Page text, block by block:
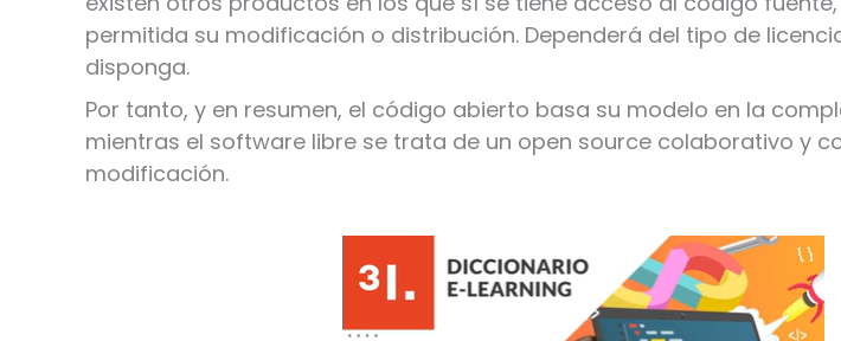
permitida su modificación o distribución. Dependerá del tipo de
disponga.
Por tanto, y en resumen, el código abierto basa su modelo en la
mientras el software libre se trata de un open source colaborativo y
modificación.